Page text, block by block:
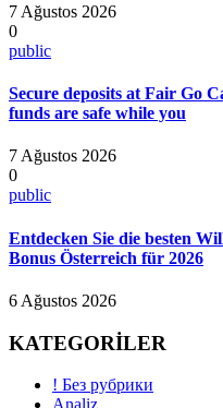
7 Ağustos 2026
0
public
Secure deposits at Fair Go
funds are safe while you
7 Ağustos 2026
0
public
Entdecken Sie die besten
Bonus Österreich für 2026
6 Ağustos 2026
KATEGORİLER
! Без рубрики